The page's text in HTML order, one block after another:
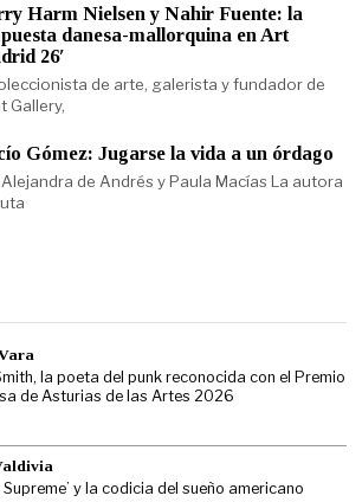
Harm Nielsen y Nahir Fuente: la
danesa-mallorquina en Art
26′
de arte, galerista y fundador de
Gallery,
Gómez: Jugarse la vida a un órdago
de Andrés y Paula Macías La autora
la poeta del punk reconocida con el Premio
de Asturias de las Artes 2026
Supreme’ y la codicia del sueño americano